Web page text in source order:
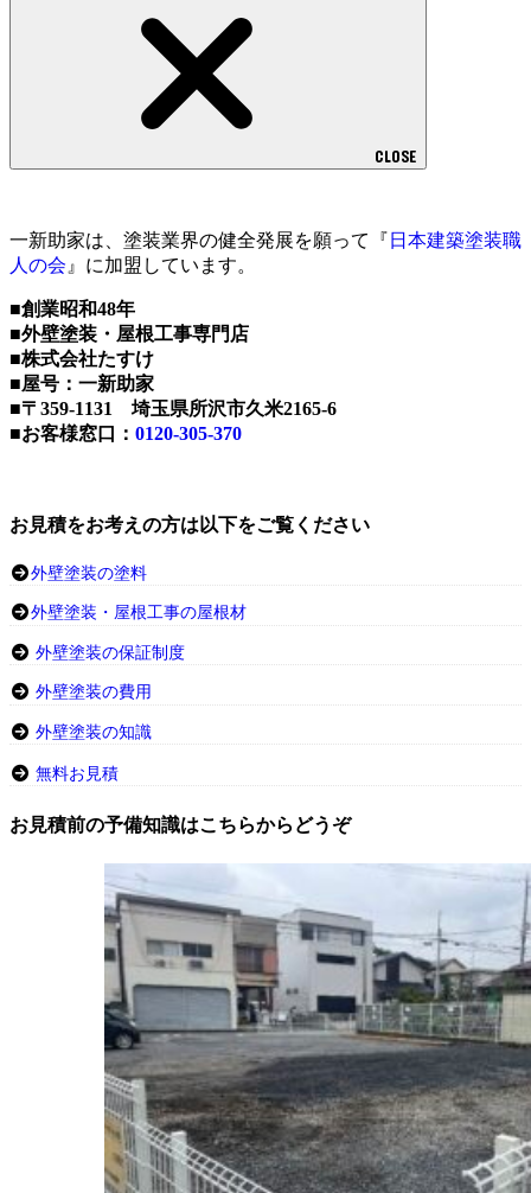
CLOSE
一新助家は、塗装業界の健全発展を願って『 日本建築塗装職
人の会 』に加盟しています。
■創業昭和48年
■外壁塗装・屋根工事専門店
■株式会社たすけ
■屋号：一新助家
■〒359-1131 埼玉県所沢市久米2165-6
■お客様窓口： 0120-305-370
お見積をお考えの方は以下をご覧ください
外壁塗装の塗料
外壁塗装・屋根工事の屋根材
外壁塗装の保証制度
外壁塗装の費用
外壁塗装の知識
無料お見積
お見積前の予備知識はこちらからどうぞ